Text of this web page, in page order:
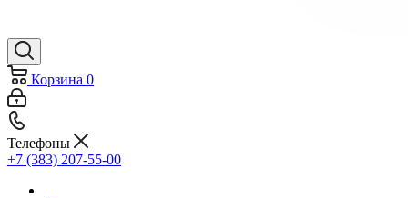
Корзина 0
Телефоны
+7 (383) 207-55-00